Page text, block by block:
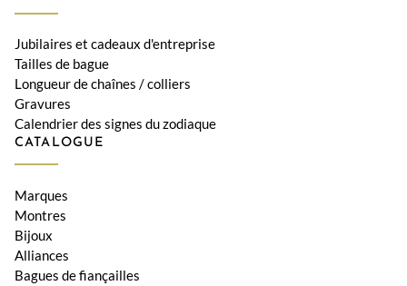
Jubilaires et cadeaux d'entreprise
Tailles de bague
Longueur de chaînes / colliers
Gravures
Calendrier des signes du zodiaque
CATALOGUE
Marques
Montres
Bijoux
Alliances
Bagues de fiançailles